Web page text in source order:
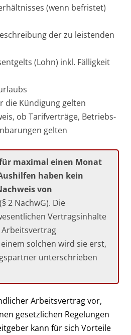
(wenn befristet)
der zu leistenden
(Lohn) inkl. Fälligkeit
die Kündigung gelten
ob Tarifverträge, Betriebs-
gelten
maximal einen Monat
haben kein
von
(§ 2 NachwG). Die
Vertragsinhalte
solchen wird sie erst,
unterschrieben
Arbeitsvertrag vor,
gesetzlichen Regelungen
kann für sich Vorteile